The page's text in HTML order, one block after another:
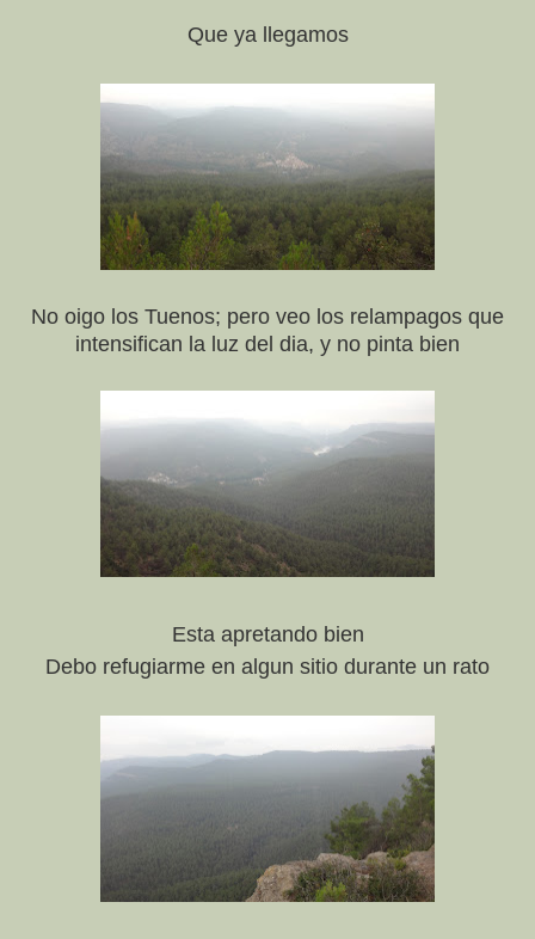
Que ya llegamos
No oigo los Tuenos; pero veo los relampagos que
intensifican la luz del dia, y no pinta bien
Esta apretando bien
Debo refugiarme en algun sitio durante un rato